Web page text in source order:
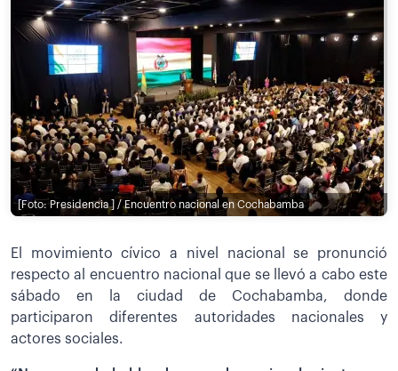
[Foto: Presidencia ] / Encuentro nacional en Cochabamba
El movimiento cívico a nivel nacional se pronunció
respecto al encuentro nacional que se llevó a cabo este
sábado en la ciudad de Cochabamba, donde
participaron diferentes autoridades nacionales y
actores sociales.